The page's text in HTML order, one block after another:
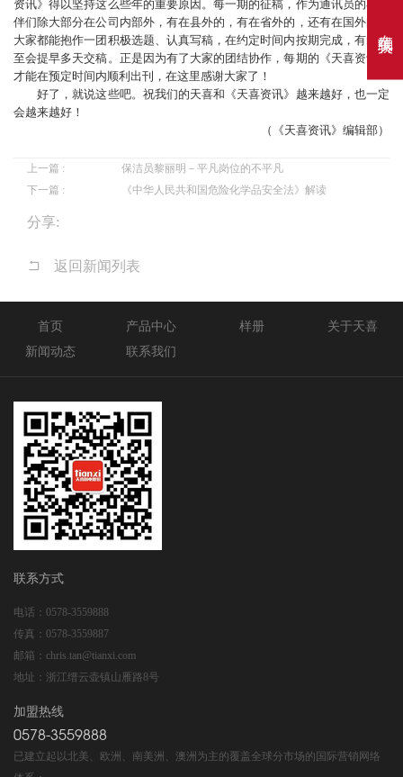
资讯》得以坚持这么些年的重要原因。每一期的征稿，作为通讯员的小伙
伴们除大部分在公司内部外，有在县外的，有在省外的，还有在国外的，
大家都能抱作一团积极选题、认真写稿，在约定时间内按期完成，有的甚
至会提早多天交稿。正是因为有了大家的团结协作，每期的《天喜资讯》
才能在预定时间内顺利出刊，在这里感谢大家了！
好了，就说这些吧。祝我们的天喜和《天喜资讯》越来越好，也一定
会越来越好！
（《天喜资讯》编辑部）
上一篇 :
保洁员黎丽明－平凡岗位的不平凡
下一篇 :
《中华人民共和国危险化学品安全法》解读
分享:
返回新闻列表
首页 产品中心 样册
关于天喜
新闻动态
联系我们
联系方式
电话： 0578-3559888
传真： 0578-3559887
邮箱： chris.tan@tianxi.com
地址： 浙江缙云壶镇山雁路8号
加盟热线
0578-3559888
已建立起以北美、欧洲、南美洲、澳洲为主的覆盖全球分市场的国际营销网络